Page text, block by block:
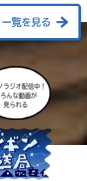
一覧を見る
ラジオ配信中！
んな動画が
見られる